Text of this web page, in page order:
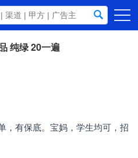
纯绿 20一遍
，有保底。宝妈，学生均可，招